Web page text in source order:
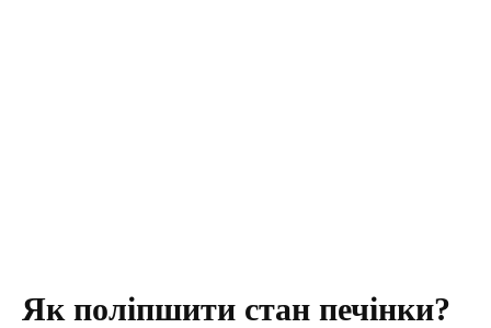
Як поліпшити стан печінки?